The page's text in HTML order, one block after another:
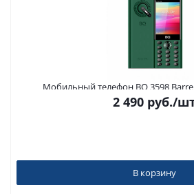
Мобильный телефон BQ 3598
2 490 руб./
В корзину